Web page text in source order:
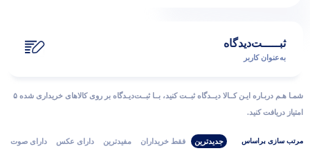
ثبـــــت‌دیدگاه
به‌عنوان کاربر
شمـا هـم دربـاره ایـن کــالا دیــدگاه ثبــت کنید، بــا ثبــت‌دیـدگاه بر روی کالاهای خریداری شده ۵
امتیاز دریافت کنید.
مرتب‌ سازی‌ بر‌اساس جدیدترین فقط‌ خریداران‌ مفیدترین دارای‌ عکس دارای‌ صوت